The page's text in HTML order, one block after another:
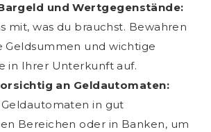
und Wertgegenstände:
mit, was du brauchst. Bewahren
Geldsummen und wichtige
in Ihrer Unterkunft auf.
an Geldautomaten:
in gut
Bereichen oder in Banken, um